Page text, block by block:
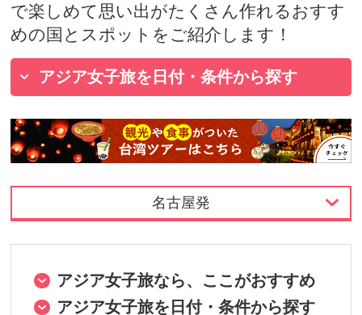
で楽しめて思い出がたくさん作れるおすす
めの国とスポットをご紹介します！
アジア女子旅を日付・条件から探す
名古屋発
名古屋発
アジア女子旅なら、ここがおすすめ
アジア女子旅を日付・条件から探す